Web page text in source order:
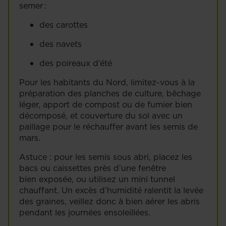
semer :
des carottes
des navets
des poireaux d’été
Pour les habitants du Nord, limitez-vous à la
préparation des planches de culture, bêchage
léger, apport de compost ou de fumier bien
décomposé, et couverture du sol avec un
paillage pour le réchauffer avant les semis de
mars.
Astuce : pour les semis sous abri, placez les
bacs ou caissettes près d’une fenêtre
bien exposée, ou utilisez un mini tunnel
chauffant. Un excès d’humidité ralentit la levée
des graines, veillez donc à bien aérer les abris
pendant les journées ensoleillées.